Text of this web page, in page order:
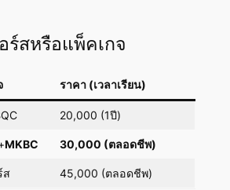
ร์สหรือแพ็คเกจ
ราคา (เวลาเรียน)
20,000 (1ปี)
MKBC 30,000 (ตลอดชีพ)
ส
45,000 (ตลอดชีพ)